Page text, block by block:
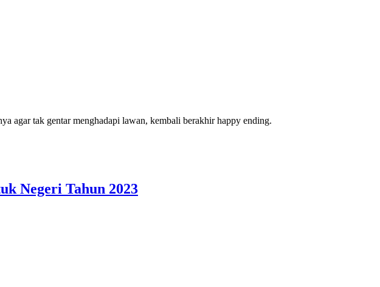
agar tak gentar menghadapi lawan, kembali berakhir happy ending.
Negeri Tahun 2023